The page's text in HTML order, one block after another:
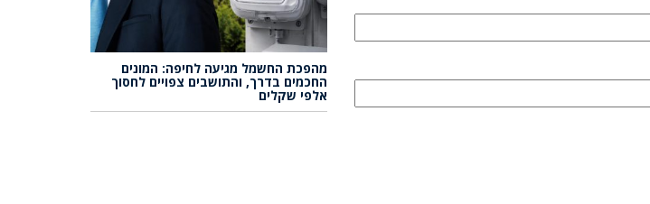
מהפכת החשמל מגיעה לחיפה: המונים
החכמים בדרך, והתושבים צפויים לחסוך
אלפי שקלים